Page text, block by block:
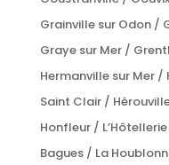
Grainville sur Odon /
Graye sur Mer /
Hermanville sur Mer /
Saint Clair /
Honfleur /
Bagues / La